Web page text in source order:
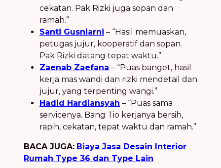
cekatan. Pak Rizki juga sopan dan
ramah.”
Santi Gusniarni – “Hasil memuaskan,
petugas jujur, kooperatif dan sopan.
Pak Rizki datang tepat waktu.”
Zaenab Zaefana – “Puas banget, hasil
kerja mas wandi dan rizki mendetail dan
jujur, yang terpenting wangi.”
Hadid Hardiansyah – “Puas sama
servicenya. Bang Tio kerjanya bersih,
rapih, cekatan, tepat waktu dan ramah.”
BACA JUGA: Biaya Jasa Desain Interior
Rumah Type 36 dan Type Lain